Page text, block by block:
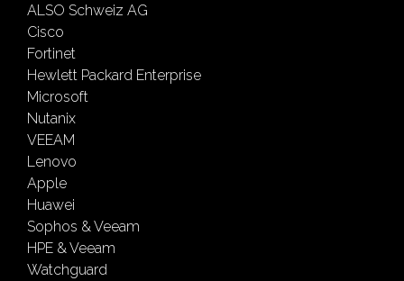
ALSO Schweiz AG
Cisco
Fortinet
Hewlett Packard Enterprise
Microsoft
Nutanix
VEEAM
Lenovo
Apple
Huawei
Sophos & Veeam
HPE & Veeam
Watchguard